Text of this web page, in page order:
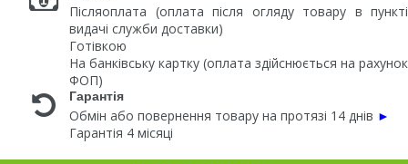
Післяоплата (оплата після огляду товару в пункті
видачі служби доставки)
Готівкою
На банківську картку (оплата здійснюється на рахунок
ФОП)
Гарантія
Обмін або повернення товару на протязі 14 днів ►
Гарантія 4 місяці